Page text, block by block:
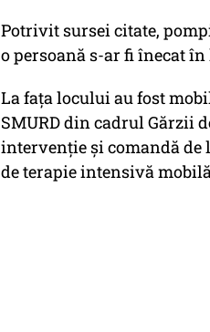
Potrivit sursei citate,
o persoană s-ar fi înecat
La faţa locului au fost
SMURD din cadrul Gărzii
intervenţie şi comandă de
de terapie intensivă